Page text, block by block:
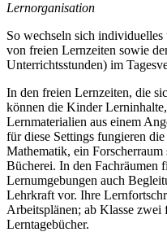
Lernorganisation
So wechseln sich
von freien Lernzeiten sowie
Unterrichtsstunden) im
In den freien Lernzeiten, die
können die Kinder
Lernmaterialien aus einem
für diese Settings fungieren
Mathematik, ein
Bücherei. In den Fachräumen
Lernumgebungen auch
Lehrkraft vor. Ihre
Arbeitsplänen; ab Klasse
Lerntagebücher.